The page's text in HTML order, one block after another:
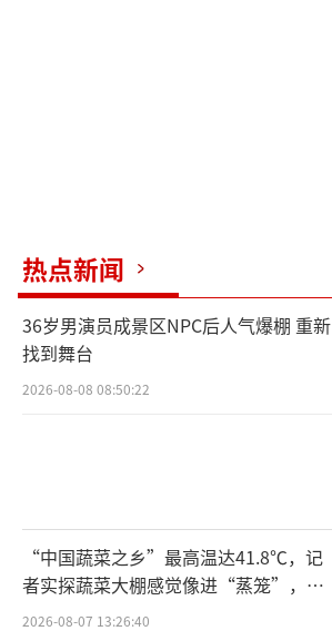
热点新闻
36岁男演员成景区NPC后人气爆棚 重新
找到舞台
2026-08-08 08:50:22
“中国蔬菜之乡”最高温达41.8℃，记
者实探蔬菜大棚感觉像进“蒸笼”，有
村民称只能凌晨两点起来干活
2026-08-07 13:26:40